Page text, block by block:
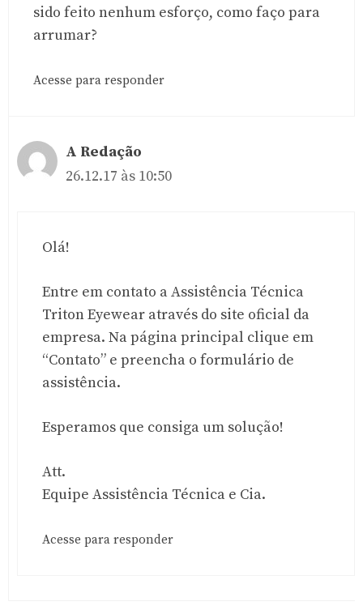
sido feito nenhum esforço, como faço para
arrumar?
Acesse para responder
A Redação
26.12.17 às 10:50
Olá!
Entre em contato a Assistência Técnica
Triton Eyewear através do site oficial da
empresa. Na página principal clique em
“Contato” e preencha o formulário de
assistência.
Esperamos que consiga um solução!
Att.
Equipe Assistência Técnica e Cia.
Acesse para responder